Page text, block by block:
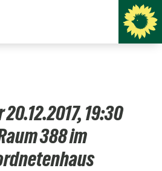
19:30
388 im